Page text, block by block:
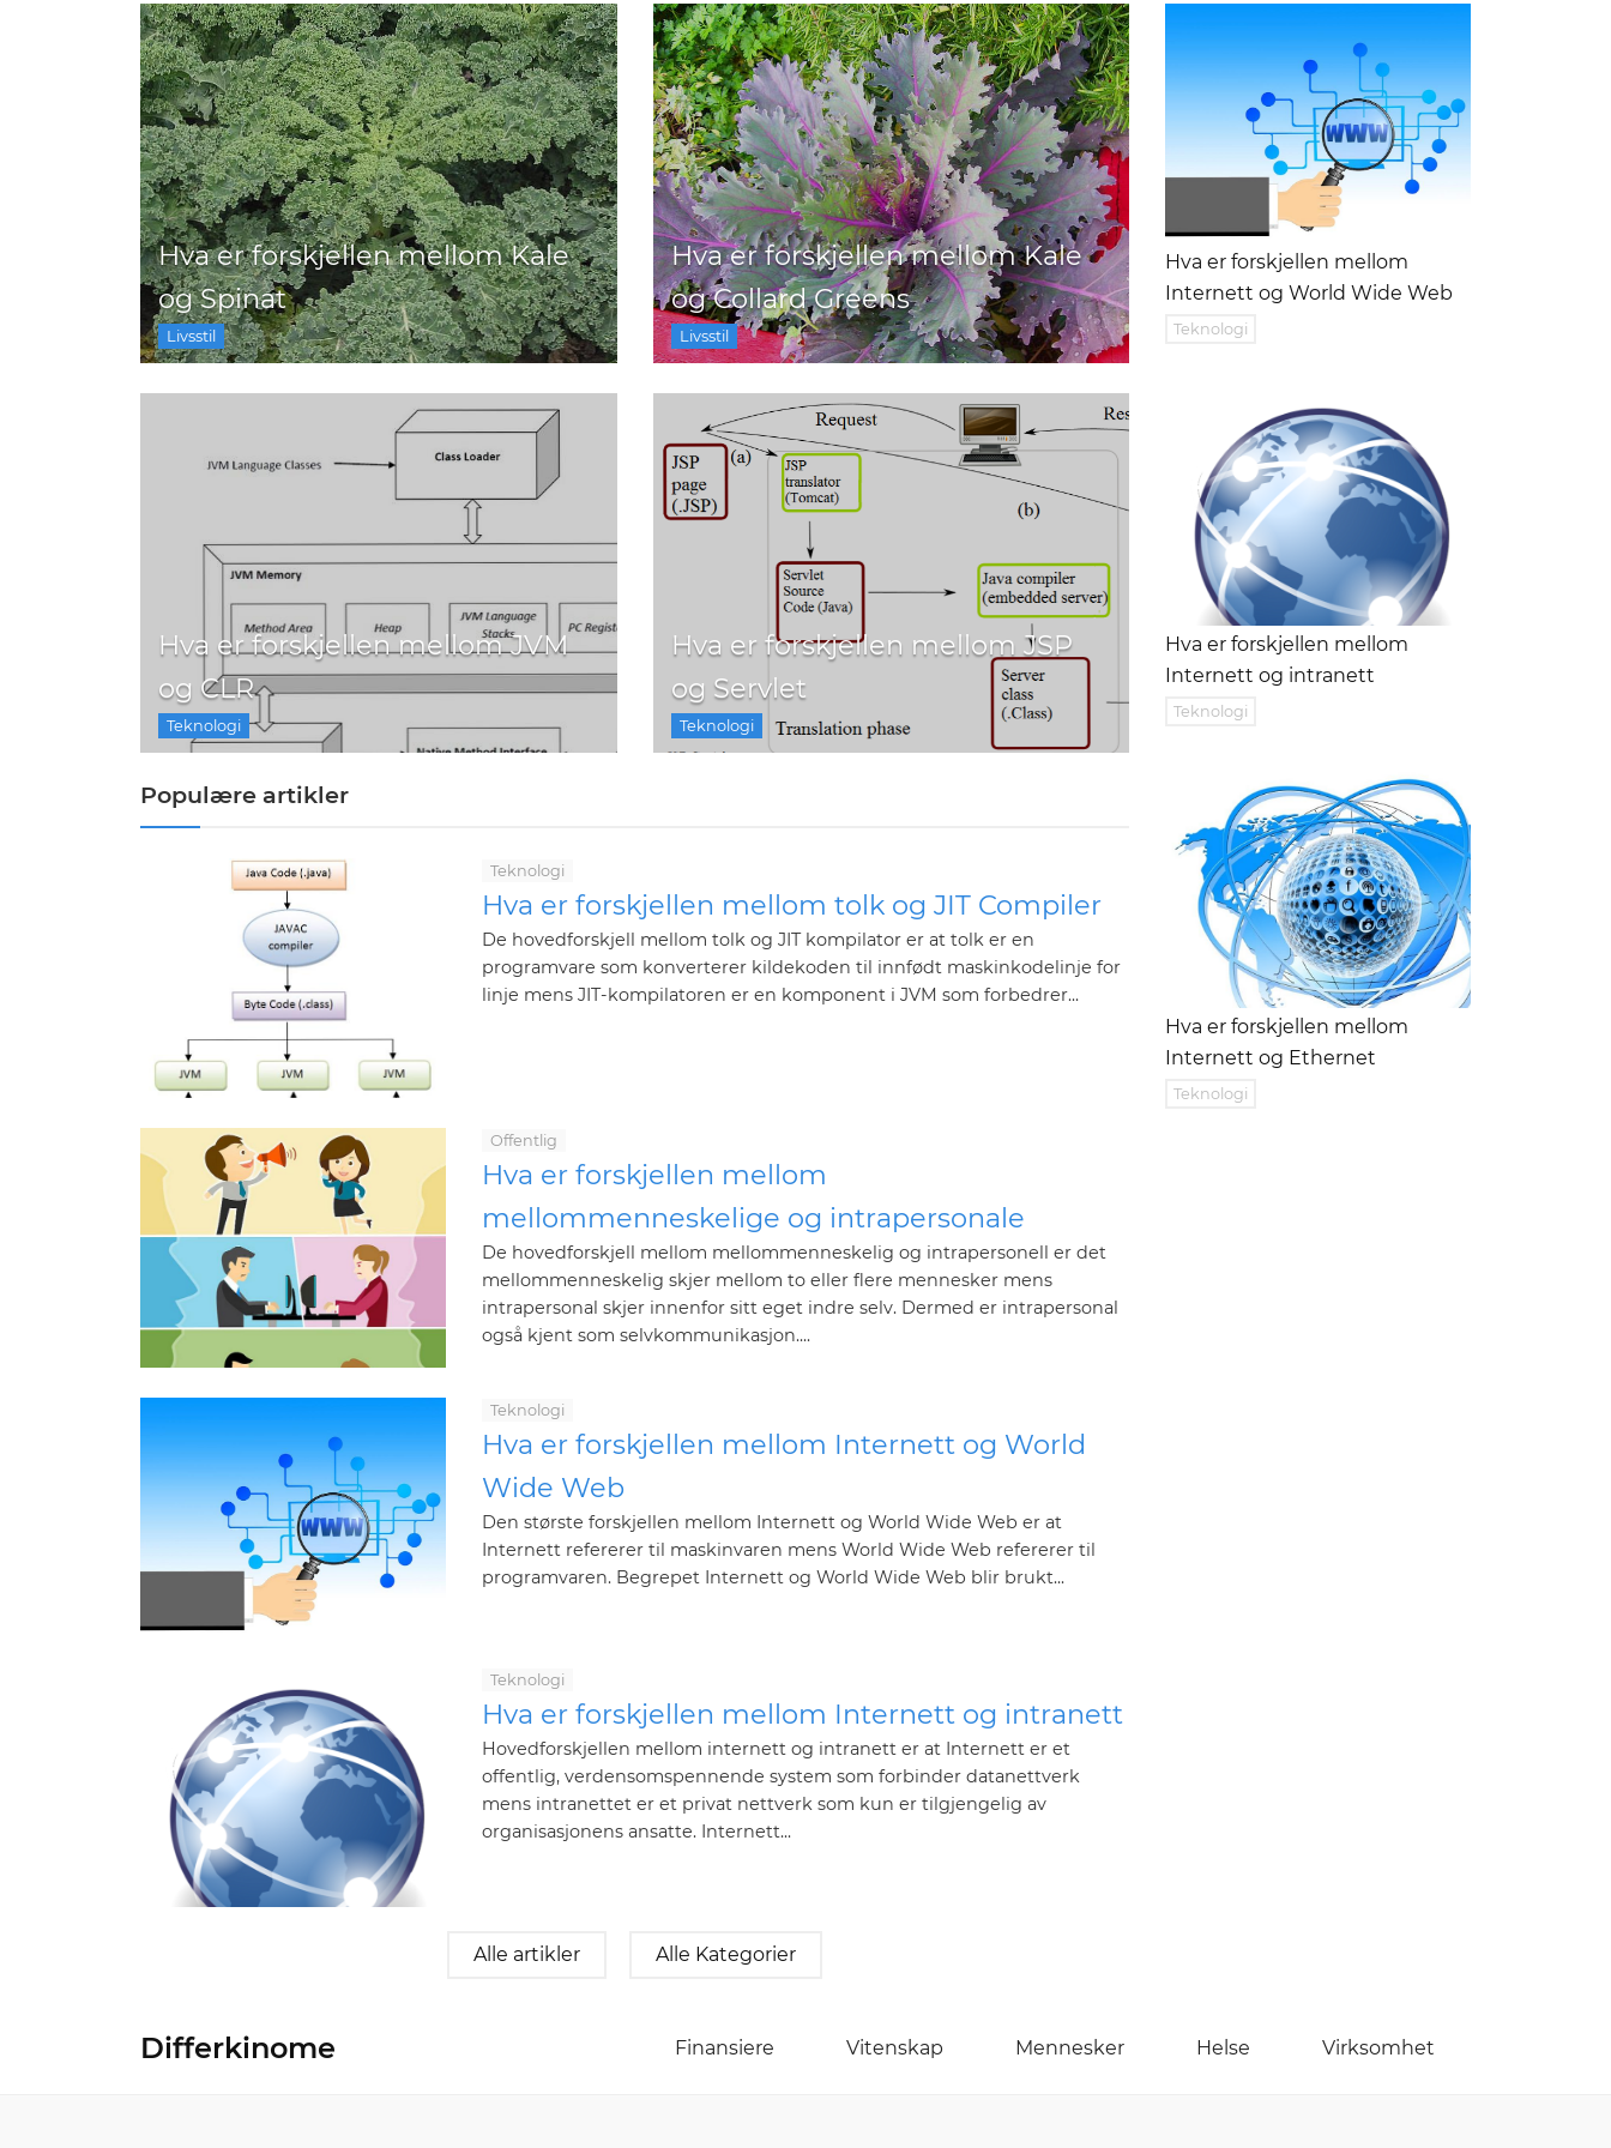
Hva er forskjellen mellom Kale
og Spinat
Livsstil
Hva er forskjellen mellom Kale
og Collard Greens
Livsstil
Hva er forskjellen mellom JVM
og CLR
Teknologi
Hva er forskjellen mellom JSP
og Servlet
Teknologi
Populære artikler
Teknologi
Hva er forskjellen mellom tolk og JIT Compiler
De hovedforskjell mellom tolk og JIT kompilator er at tolk er en
programvare som konverterer kildekoden til innfødt maskinkodelinje for
linje mens JIT-kompilatoren er en komponent i JVM som forbedrer...
Offentlig
Hva er forskjellen mellom
mellommenneskelige og intrapersonale
De hovedforskjell mellom mellommenneskelig og intrapersonell er det
mellommenneskelig skjer mellom to eller flere mennesker mens
intrapersonal skjer innenfor sitt eget indre selv. Dermed er intrapersonal
også kjent som selvkommunikasjon....
Teknologi
Hva er forskjellen mellom Internett og World
Wide Web
Den største forskjellen mellom Internett og World Wide Web er at
Internett refererer til maskinvaren mens World Wide Web refererer til
programvaren. Begrepet Internett og World Wide Web blir brukt...
Teknologi
Hva er forskjellen mellom Internett og intranett
Hovedforskjellen mellom internett og intranett er at Internett er et
offentlig, verdensomspennende system som forbinder datanettverk
mens intranettet er et privat nettverk som kun er tilgjengelig av
organisasjonens ansatte. Internett...
Alle artikler Alle Kategorier
Hva er forskjellen mellom
Internett og World Wide Web
Teknologi
Hva er forskjellen mellom
Internett og intranett
Teknologi
Hva er forskjellen mellom
Internett og Ethernet
Teknologi
Differkinome Finansiere Vitenskap Mennesker Helse Virksomhet